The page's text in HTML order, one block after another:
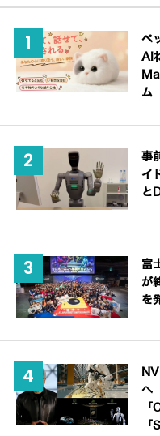
ペ
AI
ム
事
イ
と
富
が
を
へ